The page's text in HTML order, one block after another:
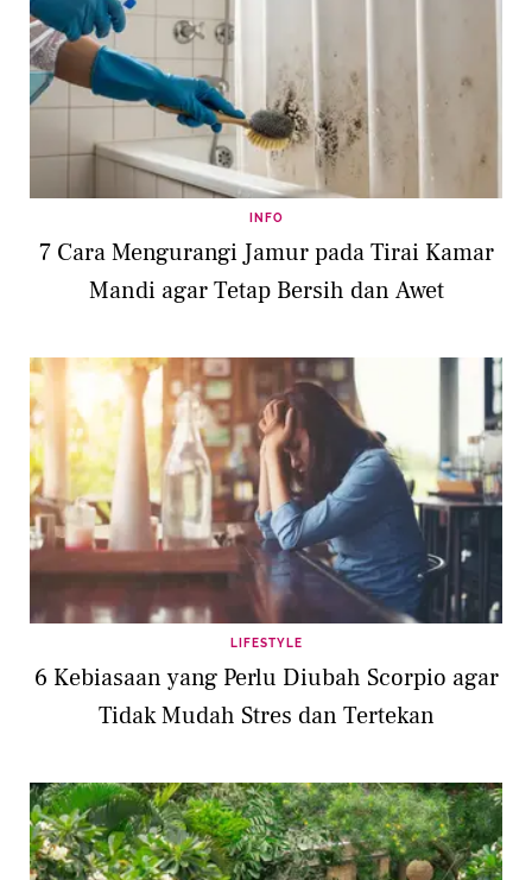
INFO
7 Cara Mengurangi Jamur pada Tirai Kamar
Mandi agar Tetap Bersih dan Awet
LIFESTYLE
6 Kebiasaan yang Perlu Diubah Scorpio agar
Tidak Mudah Stres dan Tertekan